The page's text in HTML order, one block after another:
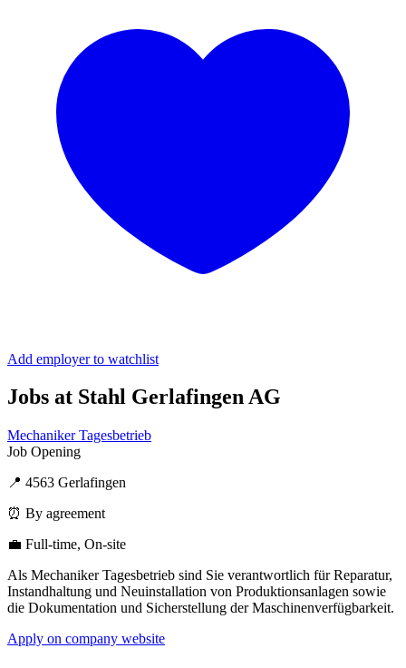
Add employer to watchlist
Jobs at Stahl Gerlafingen AG
Mechaniker Tagesbetrieb
Job Opening
📍 4563 Gerlafingen
⏰ By agreement
💼 Full-time, On-site
Als Mechaniker Tagesbetrieb sind Sie verantwortlich für Reparatur,
Instandhaltung und Neuinstallation von Produktionsanlagen sowie
die Dokumentation und Sicherstellung der Maschinenverfügbarkeit.
Apply on company website